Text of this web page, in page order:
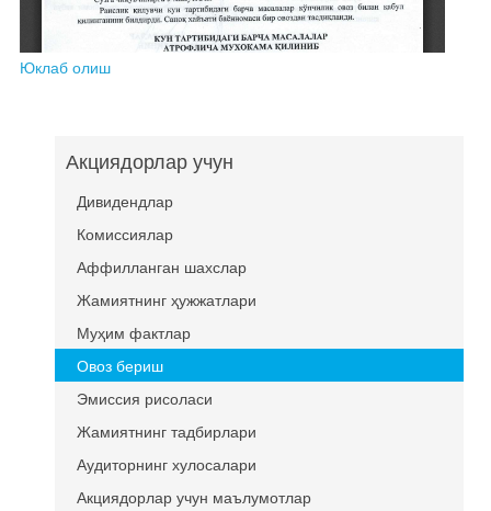
Юклаб олиш
Акциядорлар учун
Дивидендлар
Комиссиялар
Аффилланган шахслар
Жамиятнинг ҳужжатлари
Муҳим фактлар
Овоз бериш
Эмиссия рисоласи
Жамиятнинг тадбирлари
Аудиторнинг хулосалари
Акциядорлар учун маълумотлар